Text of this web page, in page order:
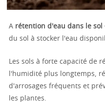
A rétention d'eau dans le sol
du sol à stocker l'eau
Les sols à forte capacité de
l'humidité plus longtemps,
d'arrosages fréquents et
les plantes.